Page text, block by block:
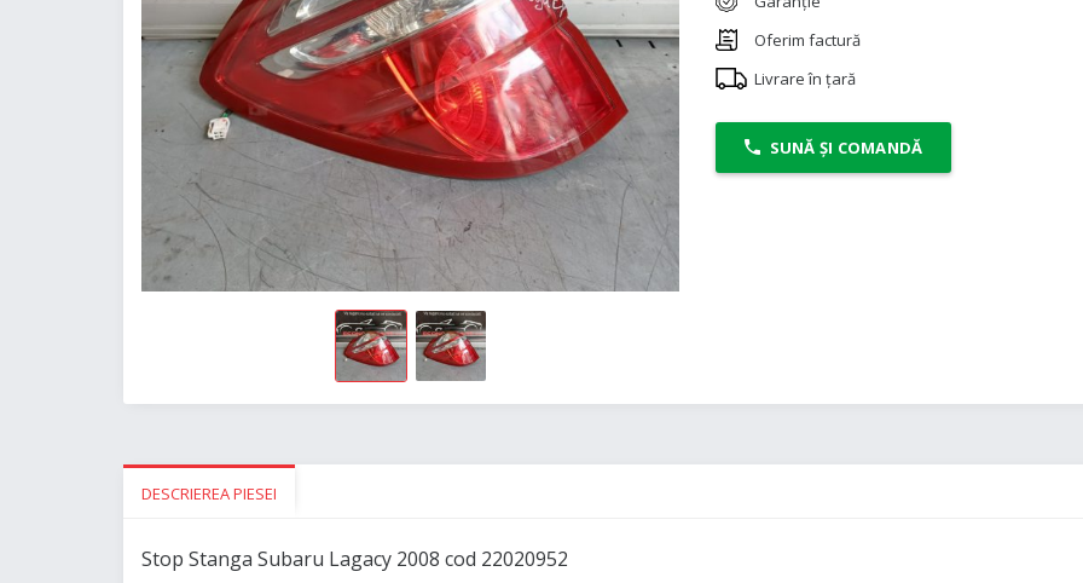
Oferim factură
Livrare în țară
SUNĂ ȘI COMANDĂ
DESCRIEREA PIESEI
Stop Stanga Subaru Lagacy 2008 cod 22020952